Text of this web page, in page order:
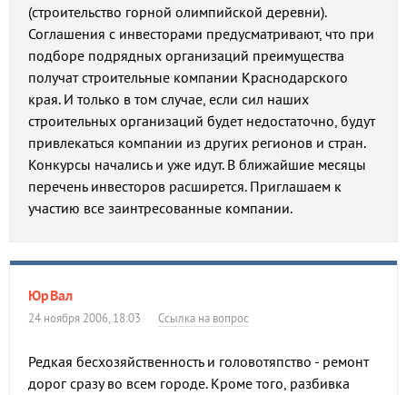
(строительство горной олимпийской деревни).
Соглашения с инвесторами предусматривают, что при
подборе подрядных организаций преимущества
получат строительные компании Краснодарского
края. И только в том случае, если сил наших
строительных организаций будет недостаточно, будут
привлекаться компании из других регионов и стран.
Конкурсы начались и уже идут. В ближайшие месяцы
перечень инвесторов расширется. Приглашаем к
участию все заинтресованные компании.
ЮрВал
24 ноября 2006, 18:03 Ссылка на вопрос
Редкая бесхозяйственность и головотяпство - ремонт
дорог сразу во всем городе. Кроме того, разбивка